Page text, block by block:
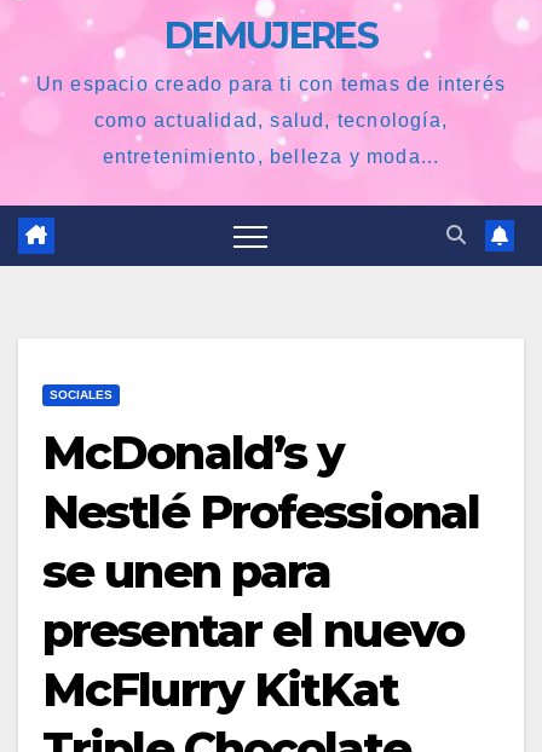
DEMUJERES
Un espacio creado para ti con temas de interés
como actualidad, salud, tecnología,
entretenimiento, belleza y moda...
SOCIALES
McDonald’s y
Nestlé Professional
se unen para
presentar el nuevo
McFlurry KitKat